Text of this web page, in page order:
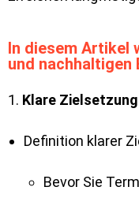
In diesem Artikel
und nachhaltigen
1. Klare
Definition klarer
Bevor Sie